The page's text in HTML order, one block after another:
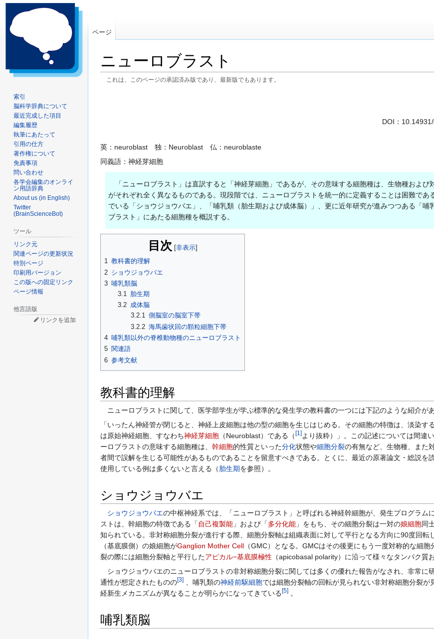
ニューロブラスト
これは、このページの承認済み版であり、最新版でもあります。
ョ
ン
に
DOI：
英：neuroblast 独：Neuroblast 仏：neuroblaste
同義語：神経芽細胞
「ニューロブラスト」は直訳すると「神経芽細胞」であるが、その意味する細胞種は、生物種およ
がそれぞれ全く異なるものである。現段階では、ニューロブラストを統一的に定義することは困難で
でいる「ショウジョウバエ」、「哺乳類（胎生期および成体脳）」、更に近年研究が進みつつある「
ブラスト」にあたる細胞種を概説する。
目次
1 教科書的理解
2 ショウジョウバエ
3 哺乳類脳
3.1 胎生期
3.2 成体脳
3.2.1 側脳室の脳室下帯
3.2.2 海馬歯状回の顆粒細胞下帯
4 哺乳類以外の脊椎動物種のニューロブラスト
5 関連語
6 参考文献
教科書的理解
ニューロブラストに関して、医学部学生が学ぶ標準的な発生学の教科書の一つには下記のような紹介があ
「いったん神経管が閉じると、神経上皮細胞は他の型の細胞を生じはじめる。その細胞の特徴は、淡染
は原始神経細胞、すなわち神経芽細胞 （Neuroblast）である（[1 ]より抜粋）」。この記述については間違
ーロブラストの意味する細胞種は、 幹細胞的性質といった分化状態や細胞分裂の有無など、生物種、また
者間で誤解を生じる可能性があるものであることを留意すべきである。とくに、最近の原著論文・総説を読
使用している例は多くないと言える（胎生期を参照）。
ショウジョウバエ
ショウジョウバエの中枢神経系では、「ニューロブラスト」と呼ばれる神経幹細胞が、発生プログラ
ストは、幹細胞の特徴である「 自己複製能 」および「多分化能 」をもち、その細胞分裂は一対の娘細胞同
知られている。非対称細胞分裂が進行する際、細胞分裂軸は組織表面に対して平行となる方向に90度回
（基底膜側）の娘細胞がGanglion Mother Cell （GMC）となる。GMCはその後更にもう一度対称的な細
裂の際には細胞分裂軸と平行したアピカル−基底膜極性 （apicobasal polarity）に沿って様々なタンパク質
ショウジョウバエのニューロブラストの非対称細胞分裂に関しては多くの優れた報告がなされ、非常に
通性が想定されたものの[3] 、哺乳類の神経前駆細胞では細胞分裂軸の回転が見られない非対称細胞分裂が
経新生メカニズムが異なることが明らかになってきている [5] 。
哺乳類脳
ページ
索引
脳科学辞典について
最近完成した項目
編集履歴
執筆にあたって
引用の仕方
著作権について
免責事項
問い合わせ
各学会編集のオンライ
ン用語辞典
About us (in English)
Twitter
(BrainScienceBot)
ツール
リンク元
関連ページの更新状況
特別ページ
印刷用バージョン
この版への固定リンク
ページ情報
他言語版
リンクを追加